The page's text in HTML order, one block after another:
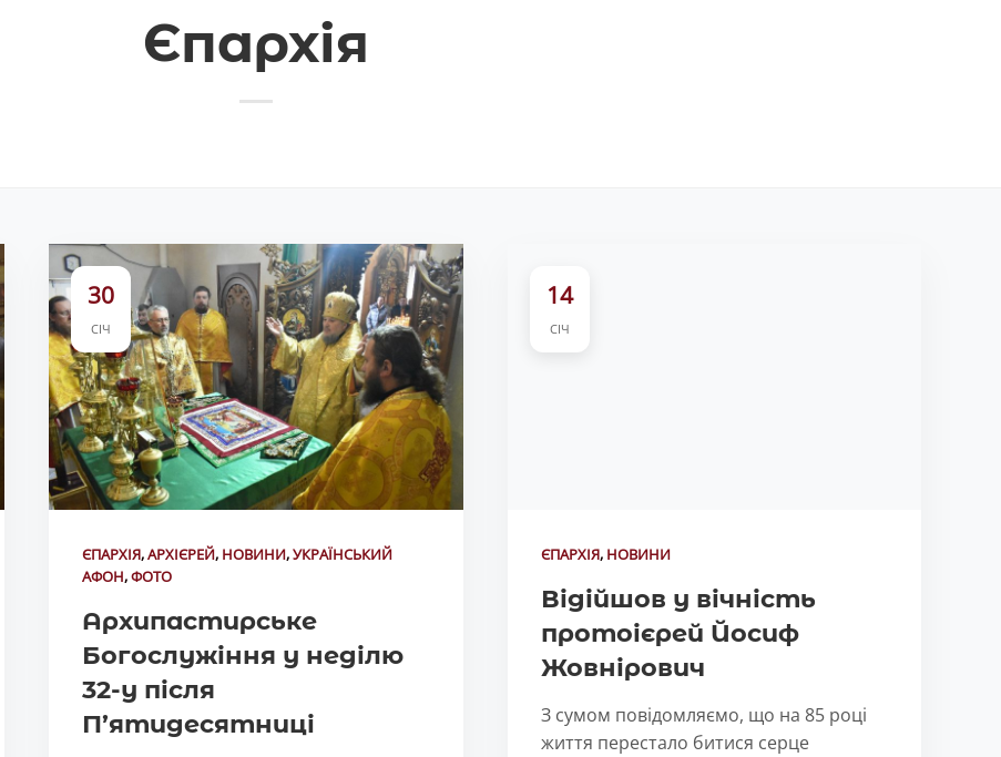
Єпархія
30
СІЧ
ЄПАРХІЯ,АРХІЄРЕЙ, НОВИНИ,УКРАЇНСЬКИЙ
АФОН,ФОТО
Архипастирське
Богослужіння у неділю
32-у після
П’ятидесятниці
14
СІЧ
ЄПАРХІЯ, НОВИНИ
Відійшов у вічність
протоієрей Йосиф
Жовнірович
З сумом повідомляємо, що на 85 році
життя перестало битися серце